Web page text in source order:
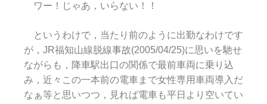
ワー！じゃあ，いらない！！
というわけで，当たり前のように出勤なわけです
が，JR福知山線脱線事故(2005/04/25)に思いを馳せ
ながらも，降車駅出口の関係で最前車両に乗り込
み，近々この一本前の電車まで女性専用車両導入だ
なぁ等と思いつつ，見れば電車も平日より空いてい